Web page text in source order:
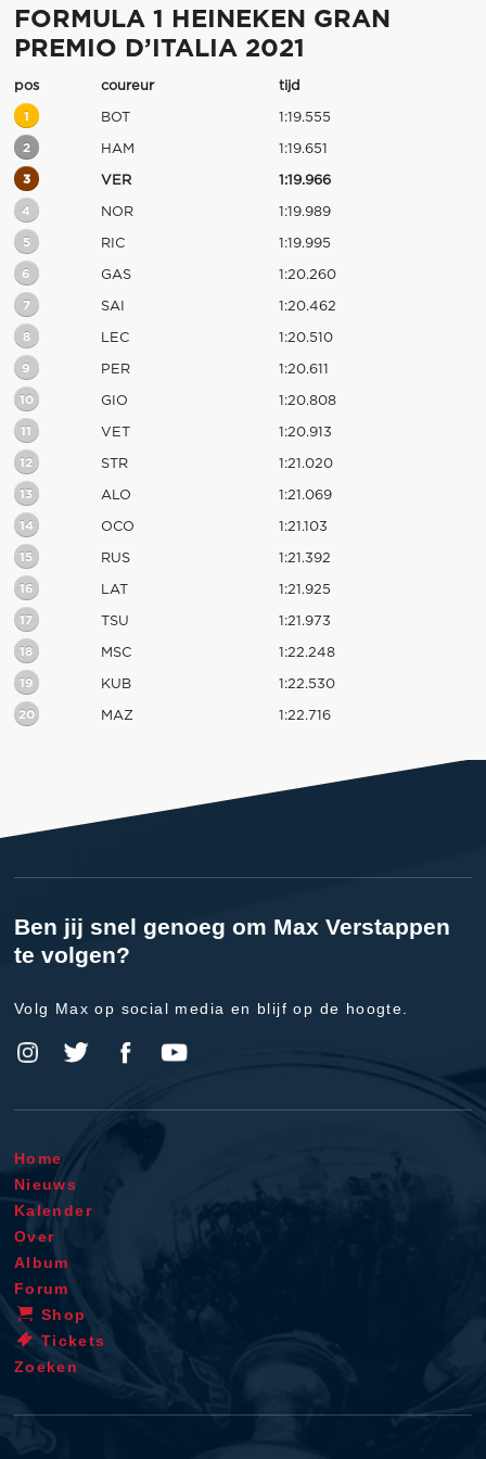
FORMULA 1 HEINEKEN GRAN
PREMIO D’ITALIA 2021
pos coureur tijd
1 BOT 1:19.555
2 HAM 1:19.651
3 VER 1:19.966
4 NOR 1:19.989
5 RIC 1:19.995
6 GAS 1:20.260
7 SAI 1:20.462
8 LEC 1:20.510
9 PER 1:20.611
10 GIO 1:20.808
11 VET 1:20.913
12 STR 1:21.020
13 ALO 1:21.069
14 OCO 1:21.103
15 RUS 1:21.392
16 LAT 1:21.925
17 TSU 1:21.973
18 MSC 1:22.248
19 KUB 1:22.530
20 MAZ 1:22.716
Ben jij snel genoeg om Max Verstappen
te volgen?
Volg Max op social media en blijf op de hoogte.
Home
Nieuws
Kalender
Over
Album
Forum
Shop
Tickets
Zoeken